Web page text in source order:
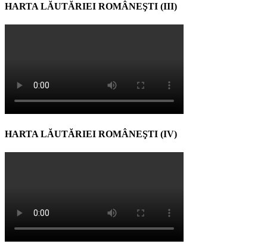
HARTA LĂUTĂRIEI ROMÂNEŞTI (III)
HARTA LĂUTĂRIEI ROMÂNEŞTI (IV)